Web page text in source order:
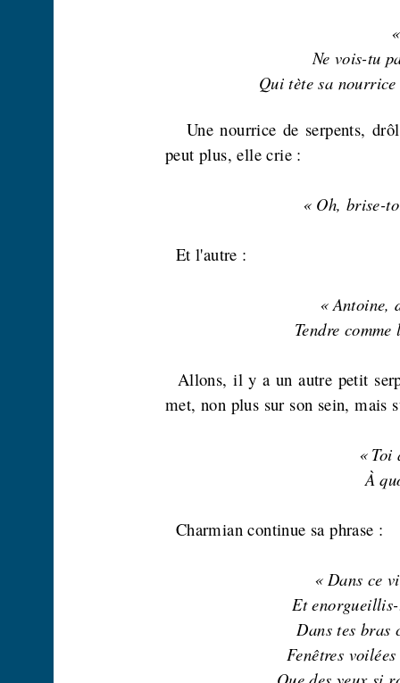
Ne vois-tu
Qui tète sa
Une nourrice de serpents,
peut plus, elle crie :
« Oh, brise-
Et l'autre :
« Antoine,
Tendre
Allons, il y a un autre petit
met, non plus sur son sein, mais
« Toi
À
Charmian continue sa phrase :
« Dans ce
Et
Dans tes bras
Fenêtres